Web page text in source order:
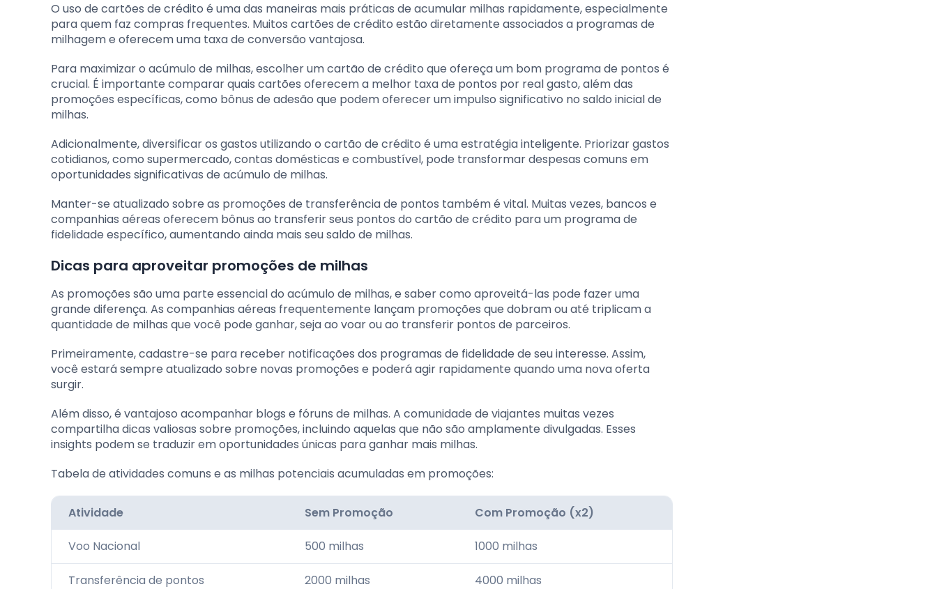
O uso de cartões de crédito é uma das maneiras mais práticas de acumular milhas rapidamente, especialmente
para quem faz compras frequentes. Muitos cartões de crédito estão diretamente associados a programas de
milhagem e oferecem uma taxa de conversão vantajosa.
Para maximizar o acúmulo de milhas, escolher um cartão de crédito que ofereça um bom programa de pontos é
crucial. É importante comparar quais cartões oferecem a melhor taxa de pontos por real gasto, além das
promoções específicas, como bônus de adesão que podem oferecer um impulso significativo no saldo inicial de
milhas.
Adicionalmente, diversificar os gastos utilizando o cartão de crédito é uma estratégia inteligente. Priorizar gastos
cotidianos, como supermercado, contas domésticas e combustível, pode transformar despesas comuns em
oportunidades significativas de acúmulo de milhas.
Manter-se atualizado sobre as promoções de transferência de pontos também é vital. Muitas vezes, bancos e
companhias aéreas oferecem bônus ao transferir seus pontos do cartão de crédito para um programa de
fidelidade específico, aumentando ainda mais seu saldo de milhas.
Dicas para aproveitar promoções de milhas
As promoções são uma parte essencial do acúmulo de milhas, e saber como aproveitá-las pode fazer uma
grande diferença. As companhias aéreas frequentemente lançam promoções que dobram ou até triplicam a
quantidade de milhas que você pode ganhar, seja ao voar ou ao transferir pontos de parceiros.
Primeiramente, cadastre-se para receber notificações dos programas de fidelidade de seu interesse. Assim,
você estará sempre atualizado sobre novas promoções e poderá agir rapidamente quando uma nova oferta
surgir.
Além disso, é vantajoso acompanhar blogs e fóruns de milhas. A comunidade de viajantes muitas vezes
compartilha dicas valiosas sobre promoções, incluindo aquelas que não são amplamente divulgadas. Esses
insights podem se traduzir em oportunidades únicas para ganhar mais milhas.
Tabela de atividades comuns e as milhas potenciais acumuladas em promoções:
Atividade Sem Promoção Com Promoção (x2)
Voo Nacional 500 milhas 1000 milhas
Transferência de pontos 2000 milhas 4000 milhas